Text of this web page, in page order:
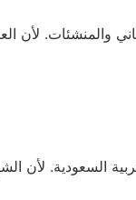
والمنشئات. لأن
السعودية. لأن